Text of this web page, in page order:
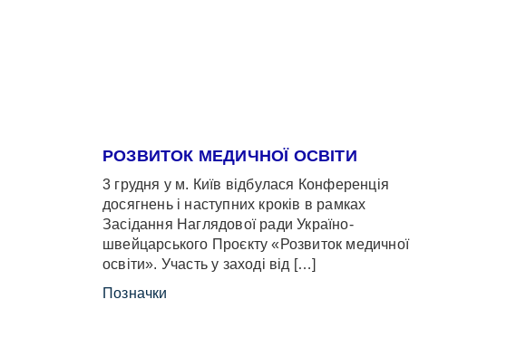
РОЗВИТОК МЕДИЧНОЇ ОСВІТИ
3 грудня у м. Київ відбулася Конференція
досягнень і наступних кроків в рамках
Засідання Наглядової ради Україно-
швейцарського Проєкту «Розвиток медичної
освіти». Участь у заході від […]
Позначки